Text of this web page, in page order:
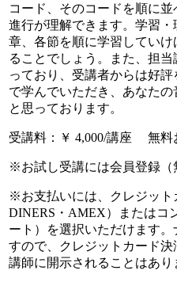
コード、そのコードを順に
進行が理解できます。学習
章、各節を順に学習してい
ることでしょう。また、担
っており、受講者からは好
で学んでいただき、あなた
と思っております。
受講料：￥ 4,000/講座 無料
※お試し受講には会員登録（
※お支払いには、クレジット
DINERS・AMEX）またはコ
ート）を選択いただけます
すので、クレジットカード
講師に開示されることはあり